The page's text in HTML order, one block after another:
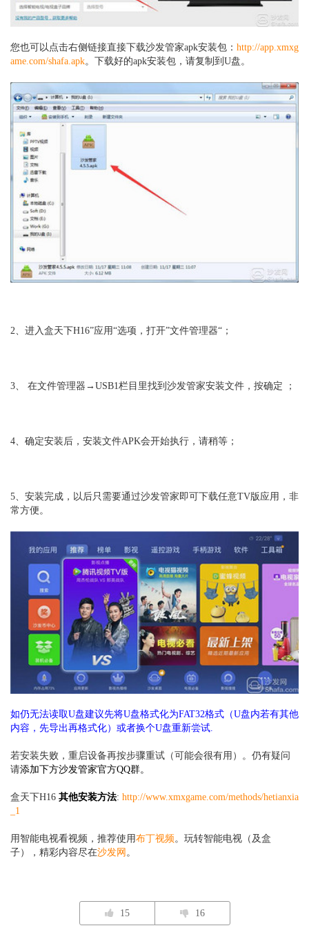
您也可以点击右侧链接直接下载沙发管家apk安装包： http://app.xmxg
ame.com/shafa.apk。 下载好的apk安装包，请复制到U盘。
2、进入盒天下H16”应用“选项，打开”文件管理器“；
3、 在文件管理器→USB1栏目里找到沙发管家安装文件，按确定 ；
4、确定安装后，安装文件APK会开始执行，请稍等；
5、安装完成，以后只需要通过沙发管家即可下载任意TV版应用，非
常方便。
如仍无法读取U盘建议先将U盘格式化为FAT32格式（U盘内若有其他
内容，先导出再格式化）或者换个U盘重新尝试.
若安装失败，重启设备再按步骤重试（可能会很有用）。仍有疑问
请添加下方沙发管家官方QQ群。
盒天下H16 其他安装方法: http://www.xmxgame.com/methods/hetianxia
_1
用智能电视看视频，推荐使用布丁视频。玩转智能电视（及盒
子），精彩内容尽在沙发网 。
15 16